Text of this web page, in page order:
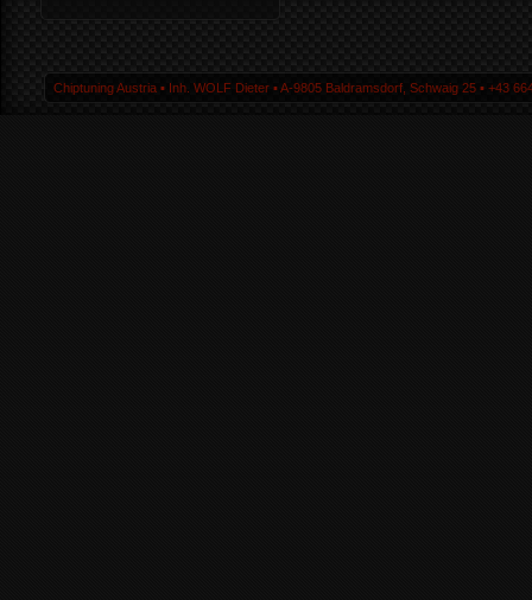
Chiptuning Austria ▪ Inh. WOLF Dieter ▪ A-9805 Baldramsdorf, Schwaig 25 ▪ +43